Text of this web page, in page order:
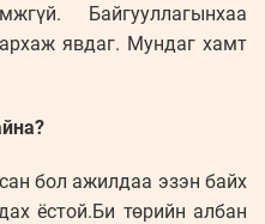
Байгууллагынхаа
явдаг. Мундаг хамт
бол ажилдаа эзэн байх
ёстой.Би төрийн албан